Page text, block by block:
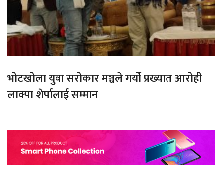
भोटखोला युवा सरोकार मञ्चले गर्यो प्रख्यात आरोही
लाक्पा शेर्पालाई सम्मान